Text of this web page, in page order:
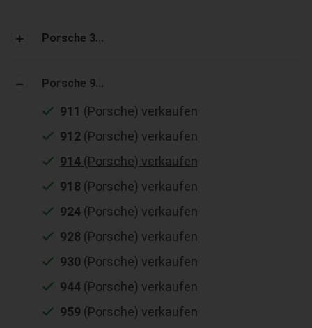
Porsche 3...
Porsche 9...
911 (Porsche) verkaufen
912 (Porsche) verkaufen
914 (Porsche) verkaufen
918 (Porsche) verkaufen
924 (Porsche) verkaufen
928 (Porsche) verkaufen
930 (Porsche) verkaufen
944 (Porsche) verkaufen
959 (Porsche) verkaufen